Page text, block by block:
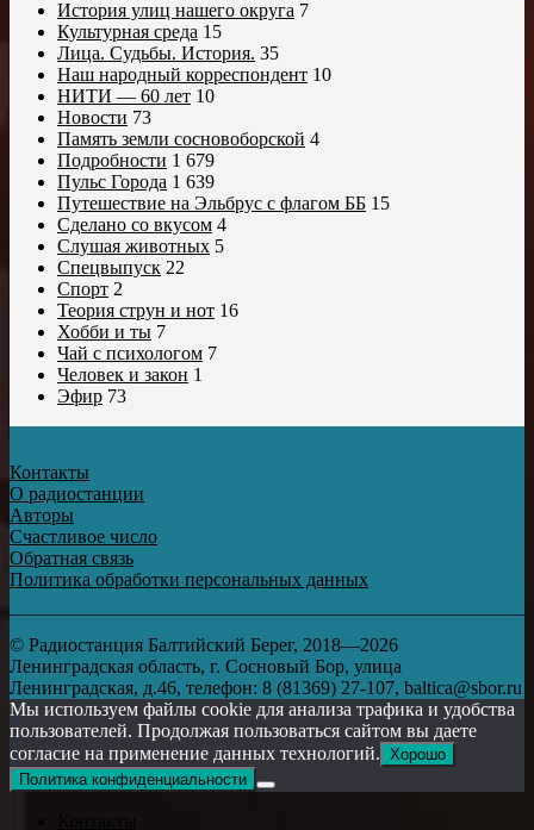
История улиц нашего округа 7
Культурная среда 15
Лица. Судьбы. История. 35
Наш народный корреспондент 10
НИТИ — 60 лет 10
Новости 73
Память земли сосновоборской 4
Подробности 1 679
Пульс Города 1 639
Путешествие на Эльбрус с флагом ББ 15
Сделано со вкусом 4
Слушая животных 5
Спецвыпуск 22
Спорт 2
Теория струн и нот 16
Хобби и ты 7
Чай с психологом 7
Человек и закон 1
Эфир 73
Контакты
О радиостанции
Авторы
Счастливое число
Обратная связь
Политика обработки персональных данных
© Радиостанция Балтийский Берег, 2018—2026
Ленинградская область, г. Сосновый Бор, улица
Ленинградская, д.46, телефон: 8 (81369) 27-107, baltica@sbor.ru
Мы используем файлы cookie для анализа трафика и удобства
пользователей. Продолжая пользоваться сайтом вы даете
согласие на применение данных технологий. Хорошо
Политика конфиденциальности